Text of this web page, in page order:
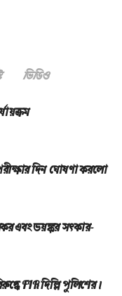
ভিডিও
দিন ঘোষণা করলো
এবং ভয়ঙ্কর সত্‍কার-
FIR দিল্লি পুলিশের।